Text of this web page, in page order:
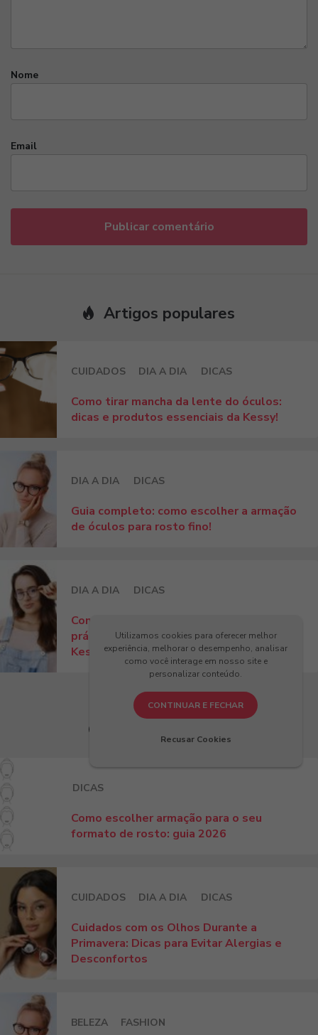
Nome
Email
Artigos populares
CUIDADOS DIA A DIA DICAS
Como tirar mancha da lente do óculos:
dicas e produtos essenciais da Kessy!
DIA A DIA DICAS
Guia completo: como escolher a armação
de óculos para rosto fino!
DIA A DIA DICAS
Como ajustar óculos no nariz? Dicas
práticas para conforto e estilo com
Kessy!
DICAS
Como escolher armação para o seu
formato de rosto: guia 2026
CUIDADOS DIA A DIA DICAS
Cuidados com os Olhos Durante a
Primavera: Dicas para Evitar Alergias e
Desconfortos
BELEZA FASHION
Utilizamos cookies para oferecer melhor
experiência, melhorar o desempenho, analisar
como você interage em nosso site e
personalizar conteúdo.
CONTINUAR E FECHAR
Recusar Cookies